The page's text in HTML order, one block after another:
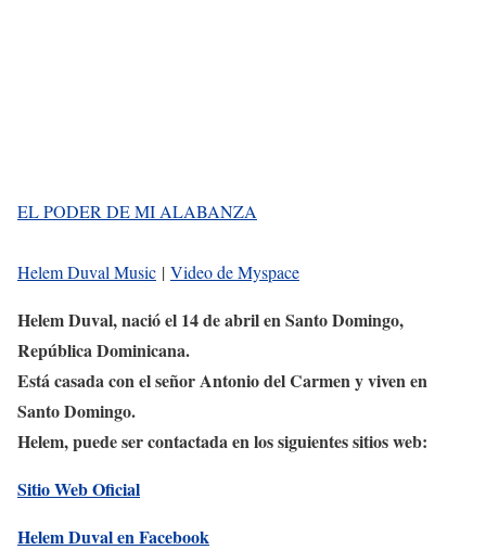
EL PODER DE MI ALABANZA
Helem Duval Music | Video de Myspace
Helem Duval, nació el 14 de abril en Santo Domingo,
República Dominicana.
Está casada con el señor Antonio del Carmen y viven en
Santo Domingo.
Helem, puede ser contactada en los siguientes sitios web:
Sitio Web Oficial
Helem Duval en Facebook